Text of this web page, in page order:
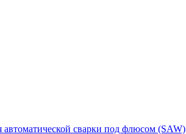
сварки под флюсом (SAW)